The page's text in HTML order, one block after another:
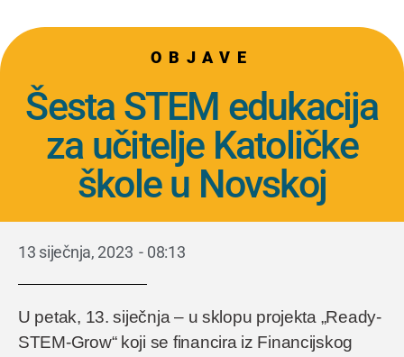
OBJAVE
Šesta STEM edukacija
za učitelje Katoličke
škole u Novskoj
13 siječnja, 2023 - 08:13
U petak, 13. siječnja – u sklopu projekta „Ready-
STEM-Grow“ koji se financira iz Financijskog